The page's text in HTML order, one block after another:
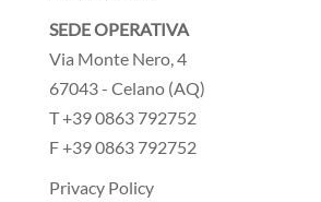
SEDE OPERATIVA
Via Monte Nero, 4
67043 - Celano (AQ)
T +39 0863 792752
F +39 0863 792752
Privacy Policy